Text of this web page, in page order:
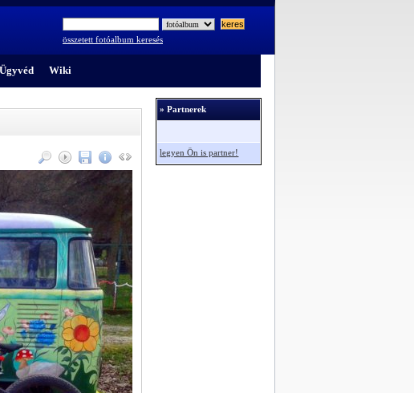
összetett fotóalbum keresés
Ügyvéd Wiki
» Partnerek
legyen Ön is partner!